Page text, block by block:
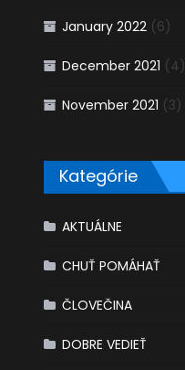
January 2022 (6)
December 2021 (4)
November 2021 (3)
Kategórie
AKTUÁLNE
CHUŤ POMÁHAŤ
ČLOVEČINA
DOBRE VEDIEŤ